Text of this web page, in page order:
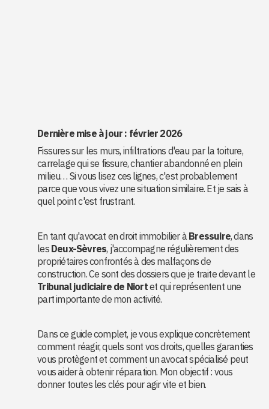
Dernière mise à jour : février 2026
Fissures sur les murs, infiltrations d'eau par la toiture,
carrelage qui se fissure, chantier abandonné en plein
milieu… Si vous lisez ces lignes, c'est probablement
parce que vous vivez une situation similaire. Et je sais à
quel point c'est frustrant.
En tant qu'avocat en droit immobilier àBressuire, dans
les Deux-Sèvres, j'accompagne régulièrement des
propriétaires confrontés à des malfaçons de
construction. Ce sont des dossiers que je traite devant le
Tribunal judiciaire de Niortet qui représentent une
part importante de mon activité.
Dans ce guide complet, je vous explique concrètement
comment réagir, quels sont vos droits, quelles garanties
vous protègent et comment un avocat spécialisé peut
vous aider à obtenir réparation. Mon objectif : vous
donner toutes les clés pour agir vite et bien.